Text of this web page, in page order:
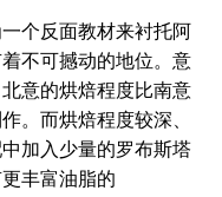
个反面教材来衬托阿
不可撼动的地位。意
意的烘焙程度比南意
。而烘焙程度较深、
加入少量的罗布斯塔
丰富油脂的